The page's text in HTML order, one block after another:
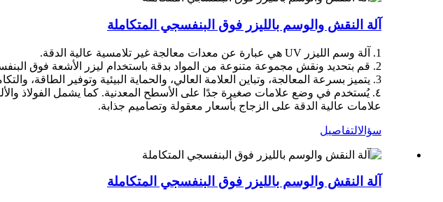
آلة النقش والوسم بالليزر فوق البنفسجي المتكاملة
1. آلة وسم الليزر UV هي عبارة عن معدات معالجة غير تلامسية عالية الدقة.
2. قم بتحديد ونقش مجموعة متنوعة من المواد بدقة باستخدام ليزر الأشعة فوق البنفسجية.
3. يتميز بسرعة المعالجة، وتباين العلامة العالي، والحماية البيئية وتوفير الطاقة، والتكامل السهل.
٤. يُستخدم في وضع علامات صغيرة جدًا على الأسطح المعدنية. كما يشمل الفولاذ
علامات عالية الدقة على الزجاج بأسعار معقولة وتصاميم جذابة.
سؤالالتفاصيل
آلة النقش والوسم بالليزر فوق البنفسجي المتكاملة